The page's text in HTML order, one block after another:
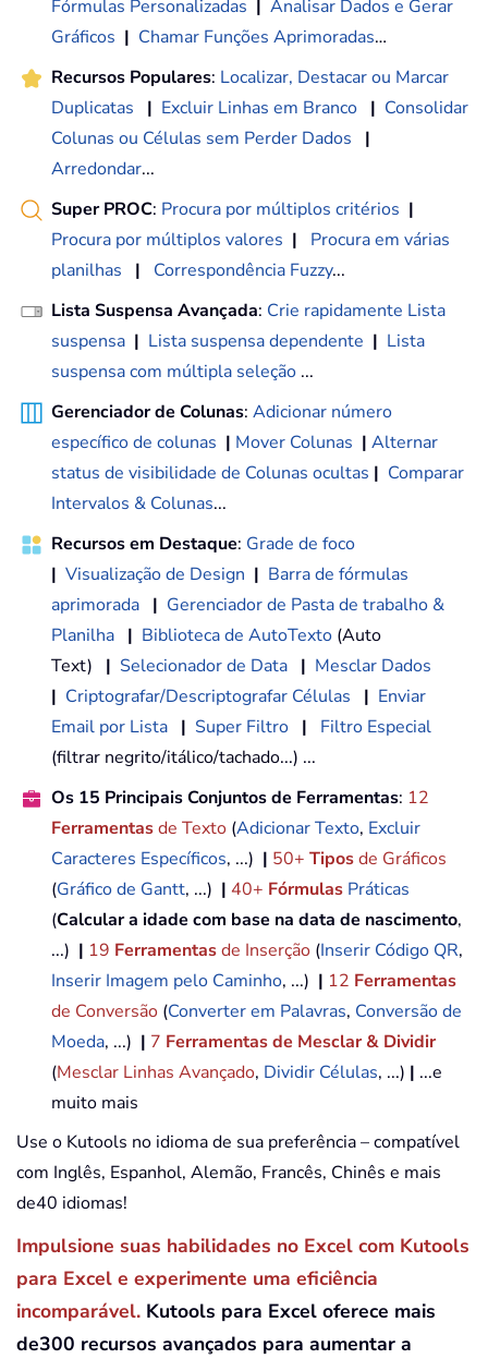
Fórmulas Personalizadas
Analisar Dados e Gerar
Gráficos | Chamar Funções Aprimoradas…
Recursos Populares: Localizar, Destacar ou Marcar
Duplicatas
| Excluir Linhas em Branco | Consolidar
Colunas ou Células sem Perder Dados
|
Arredondar...
Super PROC: Procura por múltiplos critérios |
Procura por múltiplos valores |
Procura em várias
planilhas
| Correspondência Fuzzy...
Lista Suspensa Avançada: Crie rapidamente Lista
suspensa | Lista suspensa dependente | Lista
suspensa com múltipla seleção ...
Gerenciador de Colunas: Adicionar número
específico de colunas | Mover Colunas | Alternar
status de visibilidade de Colunas ocultas | Comparar
Intervalos & Colunas...
Recursos em Destaque: Grade de foco
| Visualização de Design | Barra de fórmulas
aprimorada | Gerenciador de Pasta de trabalho &
Planilha | Biblioteca de AutoTexto (Auto
Text) | Selecionador de Data | Mesclar Dados
| Criptografar/Descriptografar Células | Enviar
Email por Lista | Super Filtro |
Filtro Especial
(filtrar negrito/itálico/tachado...) ...
Os 15 Principais Conjuntos de Ferramentas: 12
Ferramentasde Texto (Adicionar Texto, Excluir
Caracteres Específicos, ...) | 50+ Tiposde Gráficos
(Gráfico de Gantt, ...) | 40+ Fórmulas Práticas
(Calcular a idade com base na data de nascimento,
...) | 19 Ferramentasde Inserção (Inserir Código QR,
Inserir Imagem pelo Caminho, ...) | 12 Ferramentas
de Conversão (Converter em Palavras, Conversão de
Moeda, ...) | 7 Ferramentas de Mesclar & Dividir
(Mesclar Linhas Avançado, Dividir Células, ...) | ...e
muito mais
Use o Kutools no idioma de sua preferência – compatível
com Inglês, Espanhol, Alemão, Francês, Chinês e mais
de40 idiomas!
Impulsione suas habilidades no Excel com Kutools
para Excel e experimente uma eficiência
incomparável. Kutools para Excel oferece mais
de300 recursos avançados para aumentar a